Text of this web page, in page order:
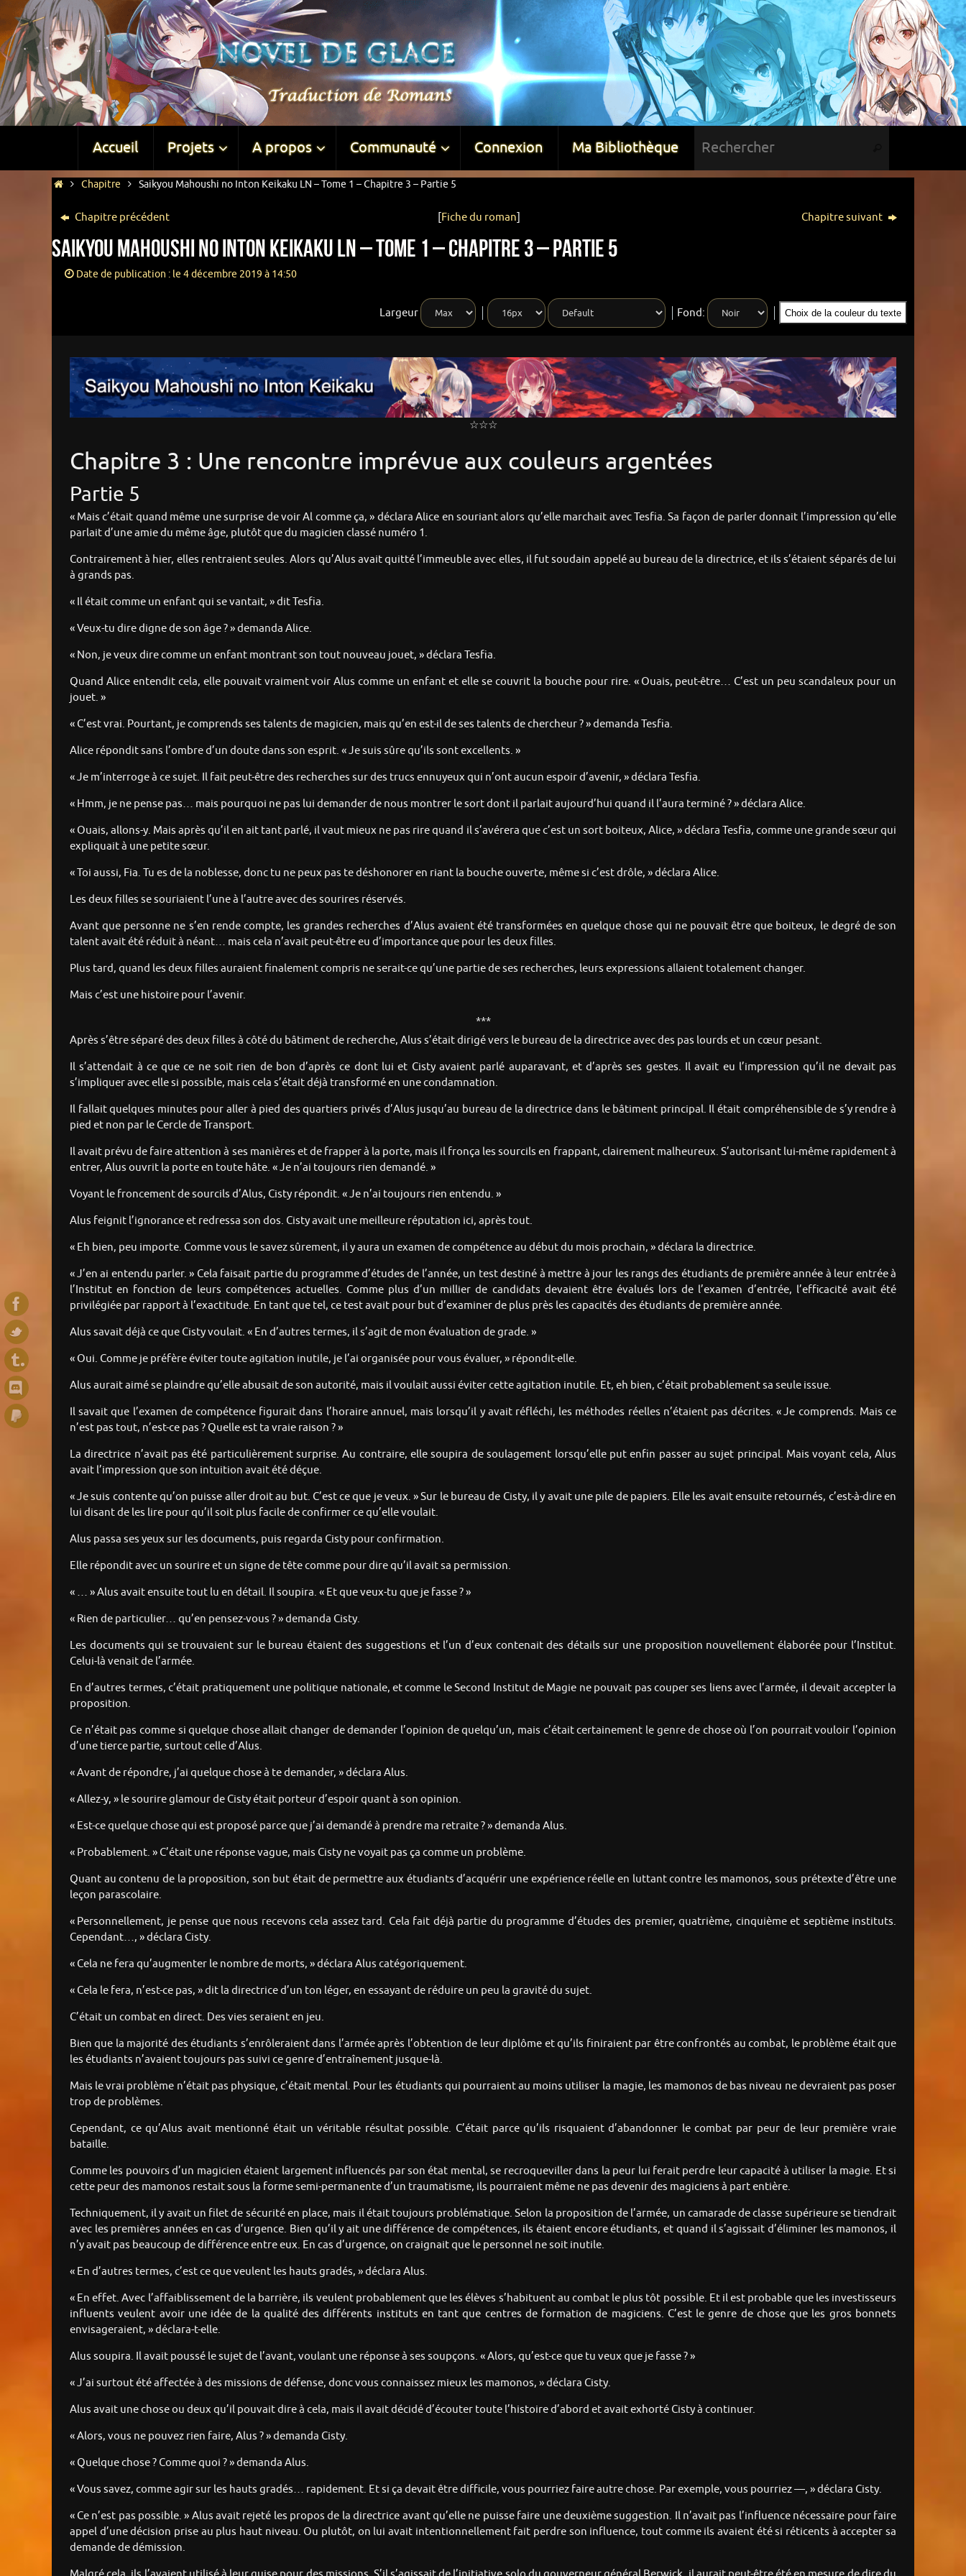
Accueil Projets A propos Communauté Connexion Ma Bibliothèque
Chapitre Saikyou Mahoushi no Inton Keikaku LN – Tome 1 – Chapitre 3 – Partie 5
Chapitre précédent [Fiche du roman] Chapitre suivant
Saikyou Mahoushi no Inton Keikaku LN – Tome 1 – Chapitre 3 – Partie 5
Date de publication : le 4 décembre 2019 à 14:50
Largeur Fond: Choix de la couleur du texte
☆☆☆
Chapitre 3 : Une rencontre imprévue aux couleurs argentées
Partie 5
« Mais c’était quand même une surprise de voir Al comme ça, » déclara Alice en souriant alors qu’elle marchait avec Tesfia. Sa façon de parler donnait l’impression qu’elle
parlait d’une amie du même âge, plutôt que du magicien classé numéro 1.
Contrairement à hier, elles rentraient seules. Alors qu’Alus avait quitté l’immeuble avec elles, il fut soudain appelé au bureau de la directrice, et ils s’étaient séparés de lui
à grands pas.
« Il était comme un enfant qui se vantait, » dit Tesfia.
« Veux-tu dire digne de son âge ? » demanda Alice.
« Non, je veux dire comme un enfant montrant son tout nouveau jouet, » déclara Tesfia.
Quand Alice entendit cela, elle pouvait vraiment voir Alus comme un enfant et elle se couvrit la bouche pour rire. « Ouais, peut-être… C’est un peu scandaleux pour un
jouet. »
« C’est vrai. Pourtant, je comprends ses talents de magicien, mais qu’en est-il de ses talents de chercheur ? » demanda Tesfia.
Alice répondit sans l’ombre d’un doute dans son esprit. « Je suis sûre qu’ils sont excellents. »
« Je m’interroge à ce sujet. Il fait peut-être des recherches sur des trucs ennuyeux qui n’ont aucun espoir d’avenir, » déclara Tesfia.
« Hmm, je ne pense pas… mais pourquoi ne pas lui demander de nous montrer le sort dont il parlait aujourd’hui quand il l’aura terminé ? » déclara Alice.
« Ouais, allons-y. Mais après qu’il en ait tant parlé, il vaut mieux ne pas rire quand il s’avérera que c’est un sort boiteux, Alice, » déclara Tesfia, comme une grande sœur qui
expliquait à une petite sœur.
« Toi aussi, Fia. Tu es de la noblesse, donc tu ne peux pas te déshonorer en riant la bouche ouverte, même si c’est drôle, » déclara Alice.
Les deux filles se souriaient l’une à l’autre avec des sourires réservés.
Avant que personne ne s’en rende compte, les grandes recherches d’Alus avaient été transformées en quelque chose qui ne pouvait être que boiteux, le degré de son
talent avait été réduit à néant… mais cela n’avait peut-être eu d’importance que pour les deux filles.
Plus tard, quand les deux filles auraient finalement compris ne serait-ce qu’une partie de ses recherches, leurs expressions allaient totalement changer.
Mais c’est une histoire pour l’avenir.
***
Après s’être séparé des deux filles à côté du bâtiment de recherche, Alus s’était dirigé vers le bureau de la directrice avec des pas lourds et un cœur pesant.
Il s’attendait à ce que ce ne soit rien de bon d’après ce dont lui et Cisty avaient parlé auparavant, et d’après ses gestes. Il avait eu l’impression qu’il ne devait pas
s’impliquer avec elle si possible, mais cela s’était déjà transformé en une condamnation.
Il fallait quelques minutes pour aller à pied des quartiers privés d’Alus jusqu’au bureau de la directrice dans le bâtiment principal. Il était compréhensible de s’y rendre à
pied et non par le Cercle de Transport.
Il avait prévu de faire attention à ses manières et de frapper à la porte, mais il fronça les sourcils en frappant, clairement malheureux. S’autorisant lui-même rapidement à
entrer, Alus ouvrit la porte en toute hâte. « Je n’ai toujours rien demandé. »
Voyant le froncement de sourcils d’Alus, Cisty répondit. « Je n’ai toujours rien entendu. »
Alus feignit l’ignorance et redressa son dos. Cisty avait une meilleure réputation ici, après tout.
« Eh bien, peu importe. Comme vous le savez sûrement, il y aura un examen de compétence au début du mois prochain, » déclara la directrice.
« J’en ai entendu parler. » Cela faisait partie du programme d’études de l’année, un test destiné à mettre à jour les rangs des étudiants de première année à leur entrée à
l’Institut en fonction de leurs compétences actuelles. Comme plus d’un millier de candidats devaient être évalués lors de l’examen d’entrée, l’efficacité avait été
privilégiée par rapport à l’exactitude. En tant que tel, ce test avait pour but d’examiner de plus près les capacités des étudiants de première année.
Alus savait déjà ce que Cisty voulait. « En d’autres termes, il s’agit de mon évaluation de grade. »
« Oui. Comme je préfère éviter toute agitation inutile, je l’ai organisée pour vous évaluer, » répondit-elle.
Alus aurait aimé se plaindre qu’elle abusait de son autorité, mais il voulait aussi éviter cette agitation inutile. Et, eh bien, c’était probablement sa seule issue.
Il savait que l’examen de compétence figurait dans l’horaire annuel, mais lorsqu’il y avait réfléchi, les méthodes réelles n’étaient pas décrites. « Je comprends. Mais ce
n’est pas tout, n’est-ce pas ? Quelle est ta vraie raison ? »
La directrice n’avait pas été particulièrement surprise. Au contraire, elle soupira de soulagement lorsqu’elle put enfin passer au sujet principal. Mais voyant cela, Alus
avait l’impression que son intuition avait été déçue.
« Je suis contente qu’on puisse aller droit au but. C’est ce que je veux. » Sur le bureau de Cisty, il y avait une pile de papiers. Elle les avait ensuite retournés, c’est-à-dire en
lui disant de les lire pour qu’il soit plus facile de confirmer ce qu’elle voulait.
Alus passa ses yeux sur les documents, puis regarda Cisty pour confirmation.
Elle répondit avec un sourire et un signe de tête comme pour dire qu’il avait sa permission.
« … » Alus avait ensuite tout lu en détail. Il soupira. « Et que veux-tu que je fasse ? »
« Rien de particulier… qu’en pensez-vous ? » demanda Cisty.
Les documents qui se trouvaient sur le bureau étaient des suggestions et l’un d’eux contenait des détails sur une proposition nouvellement élaborée pour l’Institut.
Celui-là venait de l’armée.
En d’autres termes, c’était pratiquement une politique nationale, et comme le Second Institut de Magie ne pouvait pas couper ses liens avec l’armée, il devait accepter la
proposition.
Ce n’était pas comme si quelque chose allait changer de demander l’opinion de quelqu’un, mais c’était certainement le genre de chose où l’on pourrait vouloir l’opinion
d’une tierce partie, surtout celle d’Alus.
« Avant de répondre, j’ai quelque chose à te demander, » déclara Alus.
« Allez-y, » le sourire glamour de Cisty était porteur d’espoir quant à son opinion.
« Est-ce quelque chose qui est proposé parce que j’ai demandé à prendre ma retraite ? » demanda Alus.
« Probablement. » C’était une réponse vague, mais Cisty ne voyait pas ça comme un problème.
Quant au contenu de la proposition, son but était de permettre aux étudiants d’acquérir une expérience réelle en luttant contre les mamonos, sous prétexte d’être une
leçon parascolaire.
« Personnellement, je pense que nous recevons cela assez tard. Cela fait déjà partie du programme d’études des premier, quatrième, cinquième et septième instituts.
Cependant…, » déclara Cisty.
« Cela ne fera qu’augmenter le nombre de morts, » déclara Alus catégoriquement.
« Cela le fera, n’est-ce pas, » dit la directrice d’un ton léger, en essayant de réduire un peu la gravité du sujet.
C’était un combat en direct. Des vies seraient en jeu.
Bien que la majorité des étudiants s’enrôleraient dans l’armée après l’obtention de leur diplôme et qu’ils finiraient par être confrontés au combat, le problème était que
les étudiants n’avaient toujours pas suivi ce genre d’entraînement jusque-là.
Mais le vrai problème n’était pas physique, c’était mental. Pour les étudiants qui pourraient au moins utiliser la magie, les mamonos de bas niveau ne devraient pas poser
trop de problèmes.
Cependant, ce qu’Alus avait mentionné était un véritable résultat possible. C’était parce qu’ils risquaient d’abandonner le combat par peur de leur première vraie
bataille.
Comme les pouvoirs d’un magicien étaient largement influencés par son état mental, se recroqueviller dans la peur lui ferait perdre leur capacité à utiliser la magie. Et si
cette peur des mamonos restait sous la forme semi-permanente d’un traumatisme, ils pourraient même ne pas devenir des magiciens à part entière.
Techniquement, il y avait un filet de sécurité en place, mais il était toujours problématique. Selon la proposition de l’armée, un camarade de classe supérieure se tiendrait
avec les premières années en cas d’urgence. Bien qu’il y ait une différence de compétences, ils étaient encore étudiants, et quand il s’agissait d’éliminer les mamonos, il
n’y avait pas beaucoup de différence entre eux. En cas d’urgence, on craignait que le personnel ne soit inutile.
« En d’autres termes, c’est ce que veulent les hauts gradés, » déclara Alus.
« En effet. Avec l’affaiblissement de la barrière, ils veulent probablement que les élèves s’habituent au combat le plus tôt possible. Et il est probable que les investisseurs
influents veulent avoir une idée de la qualité des différents instituts en tant que centres de formation de magiciens. C’est le genre de chose que les gros bonnets
envisageraient, » déclara-t-elle.
Alus soupira. Il avait poussé le sujet de l’avant, voulant une réponse à ses soupçons. « Alors, qu’est-ce que tu veux que je fasse ? »
« J’ai surtout été affectée à des missions de défense, donc vous connaissez mieux les mamonos, » déclara Cisty.
Alus avait une chose ou deux qu’il pouvait dire à cela, mais il avait décidé d’écouter toute l’histoire d’abord et avait exhorté Cisty à continuer.
« Alors, vous ne pouvez rien faire, Alus ? » demanda Cisty.
« Quelque chose ? Comme quoi ? » demanda Alus.
« Vous savez, comme agir sur les hauts gradés… rapidement. Et si ça devait être difficile, vous pourriez faire autre chose. Par exemple, vous pourriez —, » déclara Cisty.
« Ce n’est pas possible. » Alus avait rejeté les propos de la directrice avant qu’elle ne puisse faire une deuxième suggestion. Il n’avait pas l’influence nécessaire pour faire
appel d’une décision prise au plus haut niveau. Ou plutôt, on lui avait intentionnellement fait perdre son influence, tout comme ils avaient été si réticents à accepter sa
demande de démission.